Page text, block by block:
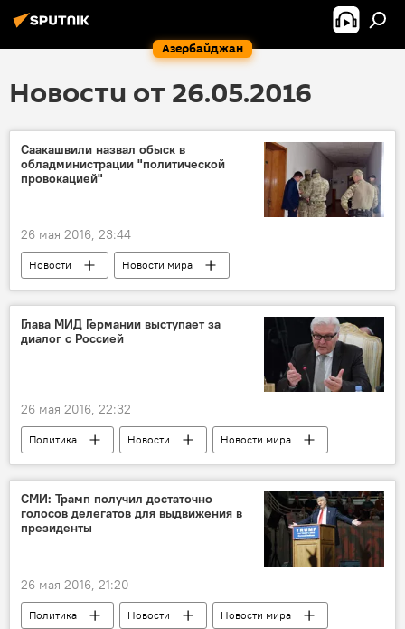
Азербайджан
Новости от 26.05.2016
Саакашвили назвал обыск в
обладминистрации "политической
провокацией"
26 мая 2016, 23:44
Новости Новости мира
Глава МИД Германии выступает за
диалог с Россией
26 мая 2016, 22:32
Политика Новости Новости мира
СМИ: Трамп получил достаточно
голосов делегатов для выдвижения в
президенты
26 мая 2016, 21:20
Политика Новости Новости мира